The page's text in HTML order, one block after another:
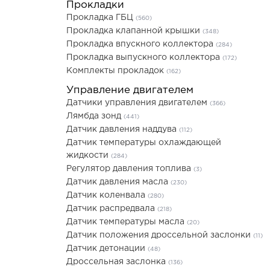
Прокладки
Прокладка ГБЦ (560)
Прокладка клапанной крышки (348)
Прокладка впускного коллектора (284)
Прокладка выпускного коллектора (172)
Комплекты прокладок (162)
Управление двигателем
Датчики управления двигателем (366)
Лямбда зонд (441)
Датчик давления наддува (112)
Датчик температуры охлаждающей
жидкости (284)
Регулятор давления топлива (3)
Датчик давления масла (230)
Датчик коленвала (280)
Датчик распредвала (218)
Датчик температуры масла (20)
Датчик положения дроссельной заслонки (11)
Датчик детонации (48)
Дроссельная заслонка (136)